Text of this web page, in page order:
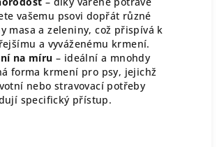
vašemu psovi dopřát různé
masa a zeleniny, což přispívá k
a vyváženému krmení.
na míru – ideální a mnohdy
forma krmení pro psy, jejichž
nebo stravovací potřeby
specifický přístup.